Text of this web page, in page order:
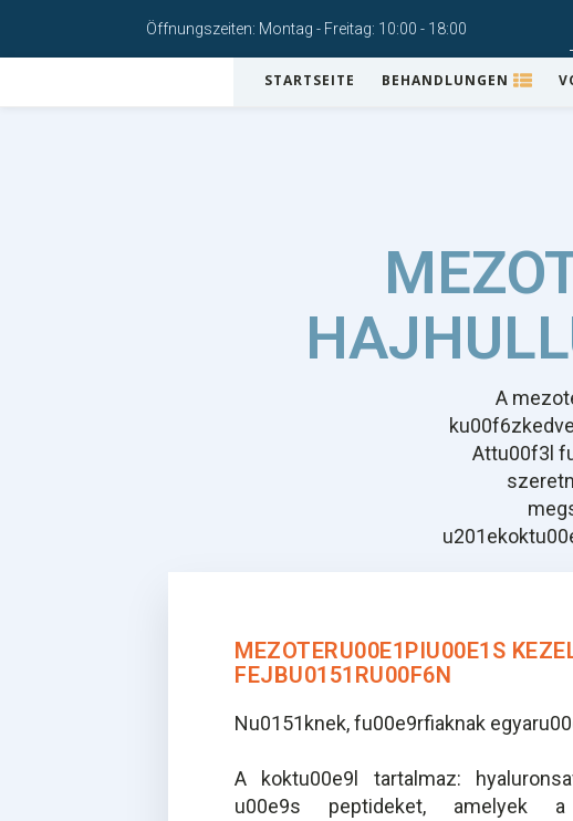
Öffnungszeiten: Montag - Freitag: 10:00 - 18:00
STARTSEITE BEHANDLUNGEN
A
Attu00f3l
MEZOTERU00E1PIU00E1S
FEJBU0151RU00F6N
Nu0151knek, fu00e9rfiaknak
A koktu00e9l tartalmaz:
u00e9s peptideket, amelyek